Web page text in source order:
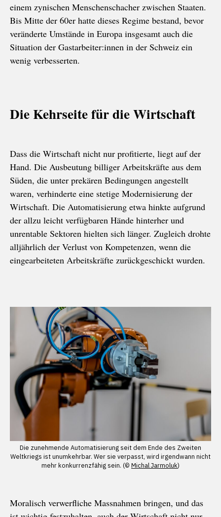
einem zynischen Menschenschacher zwischen Staaten.
Bis Mitte der 60er hatte dieses Regime bestand, bevor
veränderte Umstände in Europa insgesamt auch die
Situation der Gastarbeiter:innen in der Schweiz ein
wenig verbesserten.
Die Kehrseite für die Wirtschaft
Dass die Wirtschaft nicht nur profitierte, liegt auf der
Hand. Die Ausbeutung billiger Arbeitskräfte aus dem
Süden, die unter prekären Bedingungen angestellt
waren, verhinderte eine stetige Modernisierung der
Wirtschaft. Die Automatisierung etwa hinkte aufgrund
der allzu leicht verfügbaren Hände hinterher und
unrentable Sektoren hielten sich länger. Zugleich drohte
alljährlich der Verlust von Kompetenzen, wenn die
eingearbeiteten Arbeitskräfte zurückgeschickt wurden.
Die zunehmende Automatisierung seit dem Ende des Zweiten
Weltkriegs ist unumkehrbar. Wer sie verpasst, wird irgendwann nicht
mehr konkurrenzfähig sein. (© Michal Jarmoluk)
Moralisch verwerfliche Massnahmen bringen, und das